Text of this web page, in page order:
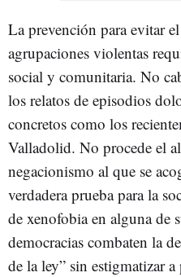
La prevención para evitar
agrupaciones violentas
social y comunitaria. No
los relatos de episodios
concretos como los
Valladolid. No procede el
negacionismo al que se
verdadera prueba para la
de xenofobia en alguna de
democracias combaten la
de la ley” sin estigmatizar